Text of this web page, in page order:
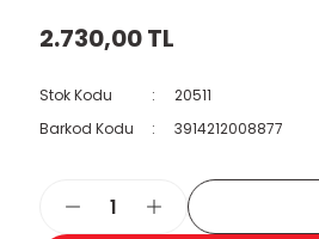
2.730,00 TL
Stok Kodu 20511
Barkod Kodu
3914212008877